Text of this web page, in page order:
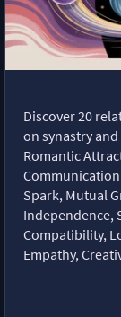
Discover 20
on synastry
Romantic
Communication
Spark, Mutual
Independence,
Compatibility,
Empathy,